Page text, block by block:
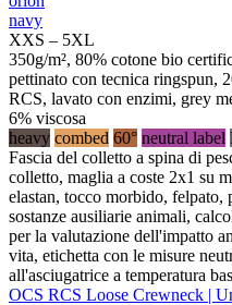
navy
XXS – 5XL
350g/m², 80% cotone bio
pettinato con tecnica ringspun,
RCS, lavato con enzimi, grey
6% viscosa
heavy combed 60° neutral label
Fascia del colletto a spina di
colletto, maglia a coste 2x1 su
elastan, tocco morbido, felpato,
sostanze ausiliarie animali,
per la valutazione dell'impatto
vita, etichetta con le misure
all'asciugatrice a temperatura
OCS RCS Loose Crewneck |